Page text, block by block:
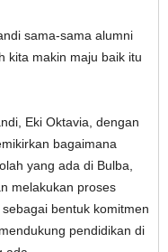
sama-sama alumni
kita makin maju baik itu
Eki Oktavia, dengan
bagaimana
yang ada di Bulba,
melakukan proses
bentuk komitmen
pendidikan di